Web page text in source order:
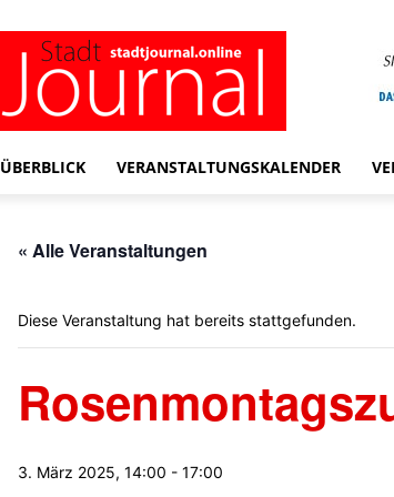
ÜBERBLICK VERANSTALTUNGSKALENDER
« Alle Veranstaltungen
Diese Veranstaltung hat bereits stattgefunden.
3. März 2025, 14:00 - 17:00